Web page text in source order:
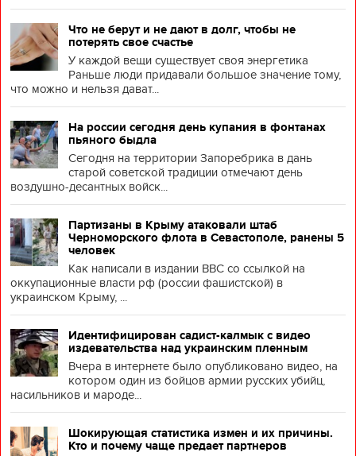
Что не берут и не дают в долг, чтобы не
потерять свое счастье
У каждой вещи существует своя энергетика
Раньше люди придавали большое значение тому,
что можно и нельзя дават...
На россии сегодня день купания в фонтанах
пьяного быдла
Сегодня на территории Запоребрика в дань
старой советской традиции отмечают день
воздушно-десантных войск...
Партизаны в Крыму атаковали штаб
Черноморского флота в Севастополе, ранены 5
человек
Как написали в издании BBC со ссылкой на
оккупационные власти рф (россии фашистской) в
украинском Крыму, ...
Идентифицирован садист-калмык с видео
издевательства над украинским пленным
Вчера в интернете было опубликовано видео, на
котором один из бойцов армии русских убийц,
насильников и мароде...
Шокирующая статистика измен и их причины.
Кто и почему чаще предает партнеров